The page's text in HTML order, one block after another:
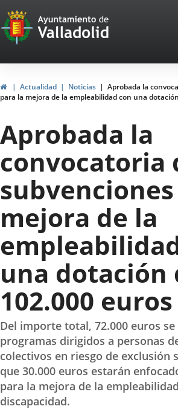
Portal
Web
del
Ayuntamiento
de
Valladolid
InicioActualidad Noticias
Aprobada la
para la mejora de la empleabilidad con una
Aprobada la
convocatoria
mejora de la
una dotación
102.000 euros
Del importe total, 72.000 euros
programas dirigidos a personas
colectivos en riesgo de exclusión
que 30.000 euros estarán
para la mejora de la
discapacidad.